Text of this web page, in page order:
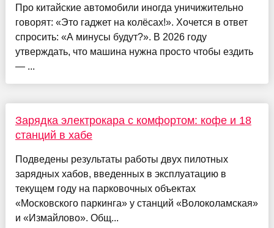
Про китайские автомобили иногда уничижительно
говорят: «Это гаджет на колёсах!». Хочется в ответ
спросить: «А минусы будут?». В 2026 году
утверждать, что машина нужна просто чтобы ездить
— ...
Зарядка электрокара с комфортом: кофе и 18
станций в хабе
Подведены результаты работы двух пилотных
зарядных хабов, введенных в эксплуатацию в
текущем году на парковочных объектах
«Московского паркинга» у станций «Волоколамская»
и «Измайлово». Общ...